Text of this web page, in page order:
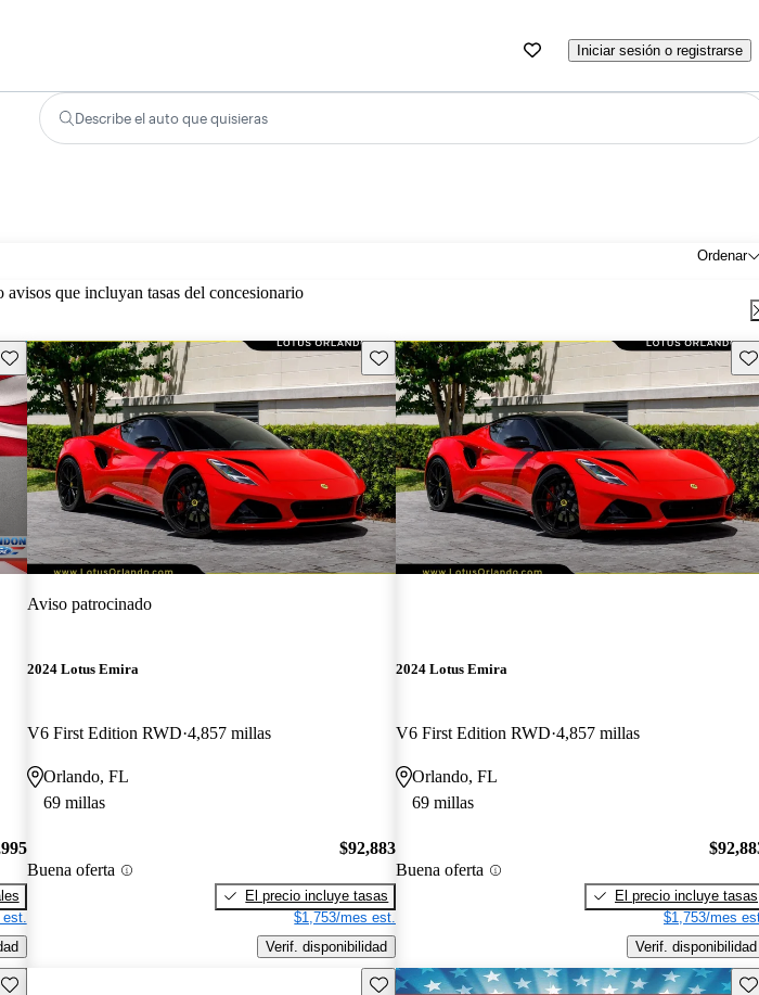
Iniciar sesión o registrarse
Describe el auto que quisieras
Ordenar
avisos que incluyan tasas del concesionario
Guarda este Aviso Guarda este Aviso
Aviso patrocinado
2024 Lotus Emira
V6 First Edition RWD 4,857 millas
Orlando, FL
69 millas
Buena oferta
$92,883
El precio incluye tasas
$1,753/mes est.
Verif. disponibilidad
2024 Lotus Emira
V6 First Edition RWD 4,857 millas
Orlando, FL
69 millas
Buena oferta
El precio incluye tasas
$1,753/mes
Verif. disponibilidad
Guarda este Aviso Guarda este Aviso